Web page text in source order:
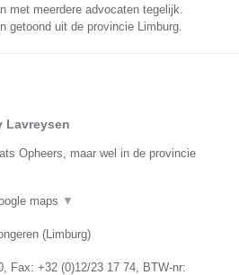
met meerdere advocaten tegelijk.
getoond uit de provincie Limburg.
Lavreysen
Opheers, maar wel in de provincie
maps ▼
(Limburg)
, Fax: +32 (0)12/23 17 74, BTW-nr: